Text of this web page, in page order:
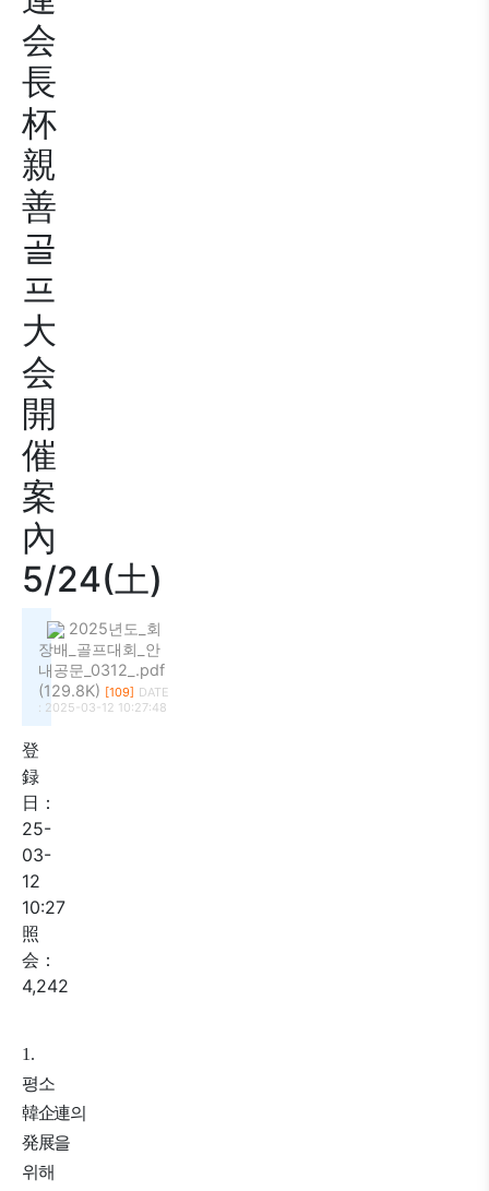
会
長
杯
親
善
골
프
大
会
開
催
案
內
5/24(土)
2025년도_회
장배_골프대회_안
내공문_0312_.pdf
(129.8K) [109] DATE
: 2025-03-12 10:27:48
登
録
日：
25-
03-
12
10:27
照
会：
4,242
1.
평소
韓企連의
発展을
위해